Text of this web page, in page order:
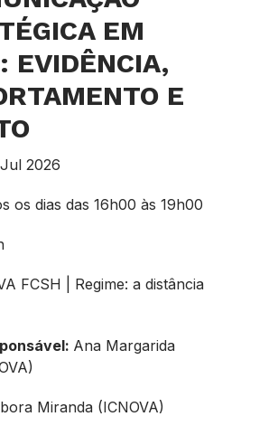
EM
EVIDÊNCIA,
E
2026
os dias das 16h00 às 19h00
FCSH | Regime: a distância
Ana Margarida
Miranda (ICNOVA)